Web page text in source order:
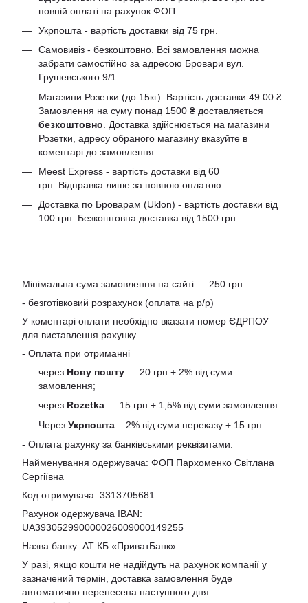
повній оплаті на рахунок ФОП.
Укрпошта - вартість доставки від 75 грн.
Самовивіз - безкоштовно. Всі замовлення можна
забрати самостійно за адресою Бровари вул.
Грушевського 9/1
Магазини Розетки (до 15кг). Вартість доставки 49.00 ₴.
Замовлення на суму понад 1500 ₴ доставляється
безкоштовно . Доставка здійснюється на магазини
Розетки, адресу обраного магазину вказуйте в
коментарі до замовлення.
Meest Express - вартість доставки від 60
грн. Відправка лише за повною оплатою.
Доставка по Броварам (Uklon) - вартість доставки від
100 грн. Безкоштовна доставка від 1500 грн.
Мінімальна сума замовлення на сайті — 250 грн.
- безготівковий розрахунок (оплата на р/р)
У коментарі оплати необхідно вказати номер ЄДРПОУ
для виставлення рахунку
- Оплата при отриманні
через Нову пошту — 20 грн + 2% від суми
замовлення;
через Rozetka — 15 грн + 1,5% від суми замовлення.
Через Укрпошта – 2% від суми переказу + 15 грн.
- Оплата рахунку за банківськими реквізитами:
Найменування одержувача: ФОП Пархоменко Світлана
Сергіївна
Код отримувача: 3313705681
Рахунок одержувача IBAN:
UA393052990000026009000149255
Назва банку: АТ КБ «ПриватБанк»
У разі, якщо кошти не надійдуть на рахунок компанії у
зазначений термін, доставка замовлення буде
автоматично перенесена наступного дня.